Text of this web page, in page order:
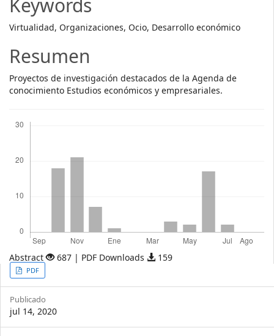
Keywords
Virtualidad, Organizaciones, Ocio, Desarrollo económico
Resumen
Proyectos de investigación destacados de la Agenda de
conocimiento Estudios económicos y empresariales.
Abstract 687 | PDF Downloads 159
Article
Sidebar
PDF
Publicado
jul 14, 2020